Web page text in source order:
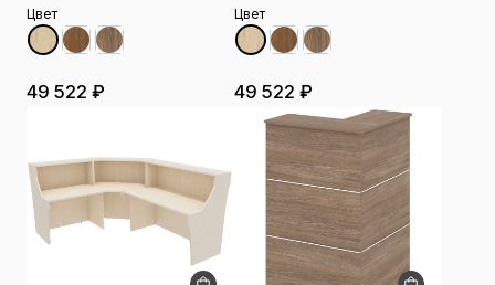
Цвет
49 522 ₽
Цвет
49 522 ₽